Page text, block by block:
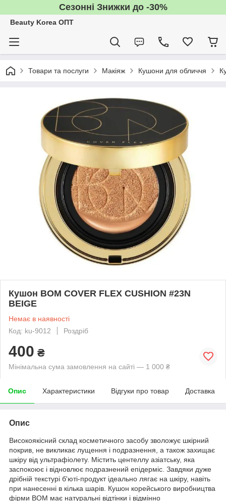
Сезонні Знижки до -30%
Beauty Korea ОПТ
Товари та послуги Макіяж Кушони для обличчя
Кушон BOM COVER FLEX CUSHION #23N
BEIGE
Немає в наявності
Код: ku-9012
Роздріб
400 ₴
Мінімальна сума замовлення на сайті — 1 000 ₴
Опис Характеристики Відгуки про товар Доставка
Опис
Високоякісний склад косметичного засобу зволожує шкірний
покрив, не викликає лущення і подразнення, а також захищає
шкіру від ультрафіолету. Містить центеллу азіатську, яка
заспокоює і відновлює подразнений епідерміс. Завдяки дуже
дрібній текстурі б'юті-продукт ідеально лягає на шкіру, навіть
при нанесенні в кілька шарів. Кушон корейського виробництва
фірми ВОМ має натуральні відтінки і відмінно